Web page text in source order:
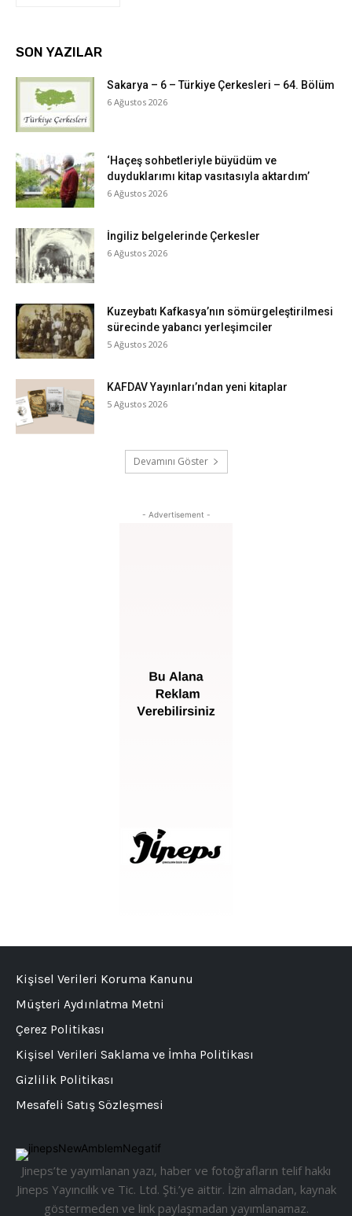
SON YAZILAR
Sakarya – 6 – Türkiye Çerkesleri – 64. Bölüm
6 Ağustos 2026
‘Haçeş sohbetleriyle büyüdüm ve
duyduklarımı kitap vasıtasıyla aktardım’
6 Ağustos 2026
İngiliz belgelerinde Çerkesler
6 Ağustos 2026
Kuzeybatı Kafkasya’nın sömürgeleştirilmesi
sürecinde yabancı yerleşimciler
5 Ağustos 2026
KAFDAV Yayınları’ndan yeni kitaplar
5 Ağustos 2026
Devamını Göster
- Advertisement -
Jineps’te yayımlanan yazı, haber ve fotoğrafların telif hakkı
Jineps Yayıncılık ve Tic. Ltd. Şti.’ye aittir. İzin almadan, kaynak
göstermeden ve link paylaşmadan yayımlanamaz.
Kişisel Verileri Koruma Kanunu
Müşteri Aydınlatma Metni
Çerez Politikası
Kişisel Verileri Saklama ve İmha Politikası
Gizlilik Politikası
Mesafeli Satış Sözleşmesi